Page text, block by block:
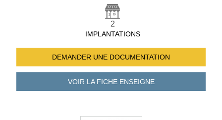
2
IMPLANTATIONS
DEMANDER UNE DOCUMENTATION
VOIR LA FICHEENSEIGNE